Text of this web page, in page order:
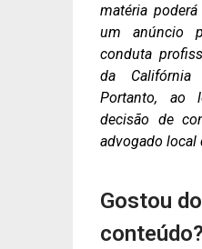
matéria
um anúncio
conduta
da
Portanto, ao
decisão de
advogado local
Gostou do
conteúdo?